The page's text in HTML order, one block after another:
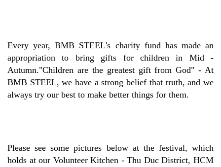
Every year, BMB STEEL's charity fund has made an
appropriation to bring gifts for children in Mid -
Autumn."Children are the greatest gift from God" - At
BMB STEEL, we have a strong belief that truth, and we
always try our best to make better things for them.
Please see some pictures below at the festival, which
holds at our Volunteer Kitchen - Thu Duc District, HCM